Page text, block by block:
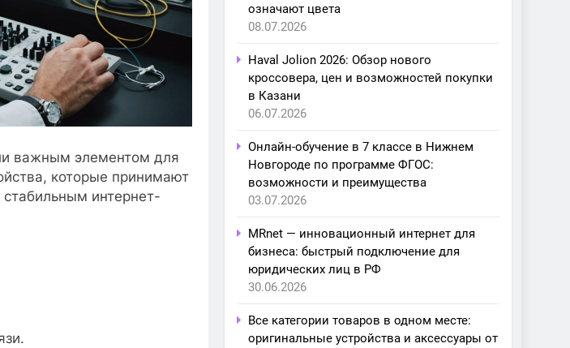
важным элементом для
которые принимают
интернет-
означают цвета
08.07.2026
Haval Jolion 2026: Обзор нового
кроссовера, цен и возможностей покупки
в Казани
06.07.2026
Онлайн-обучение в 7 классе в Нижнем
Новгороде по программе ФГОС:
возможности и преимущества
03.07.2026
MRnet — инновационный интернет для
бизнеса: быстрый подключение для
юридических лиц в РФ
30.06.2026
Все категории товаров в одном месте:
оригинальные устройства и аксессуары от